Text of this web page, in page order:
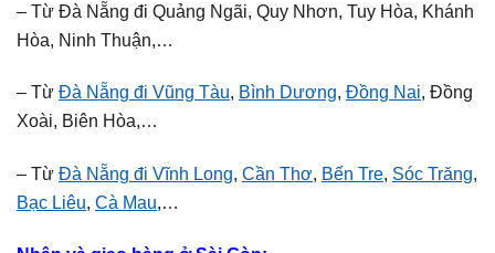
– Từ Đà Nẵng đi Quảng Ngãi, Quy Nhơn, Tuy Hòa, Khánh
Hòa, Ninh Thuận,…
– Từ Đà Nẵng đi Vũng Tàu, Bình Dương, Đồng Nai, Đồng
Xoài, Biên Hòa,…
– Từ Đà Nẵng đi Vĩnh Long Cần Thơ Bến Tre Sóc Trăng
Bạc Liêu Cà Mau